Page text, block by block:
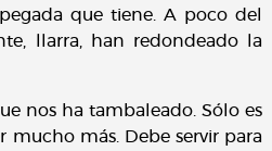
que tiene. A poco del
llarra, han redondeado la
nos ha tambaleado. Sólo es
mucho más. Debe servir para